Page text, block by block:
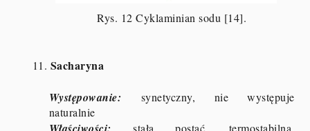
Rys. 12 Cyklaminian sodu [14].
11. Sacharyna
Występowanie:
synetyczny, nie występuje
naturalnie
stała postać, termostabilna,